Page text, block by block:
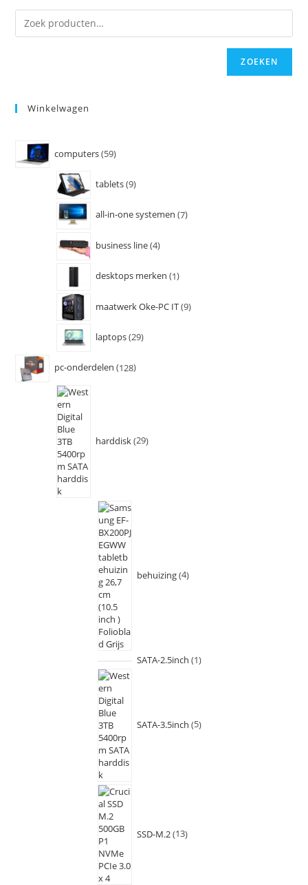
ZOEKEN
Winkelwagen
computers 59
tablets 9
all-in-one systemen 7
business line 4
desktops merken 1
maatwerk Oke-PC IT 9
laptops 29
pc-onderdelen 128
harddisk 29
behuizing 4
SATA-2.5inch 1
SATA-3.5inch 5
SSD-M.2 13